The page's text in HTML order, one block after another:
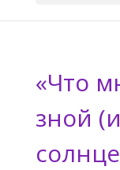
«Что
зной